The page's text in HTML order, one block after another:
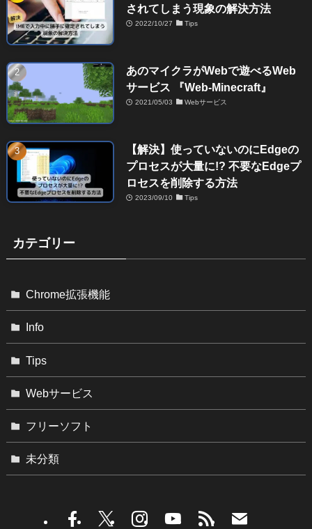
されてしまう現象の解決方法
2022/10/27 Tips
あのマイクラがWebで遊べるWeb
サービス 『Web-Minecraft』
2021/05/03 Webサービス
【解決】使っていないのにEdgeの
プロセスが大量に!? 不要なEdgeプ
ロセスを削除する方法
2023/09/10 Tips
カテゴリー
Chrome拡張機能
Info
Tips
Webサービス
フリーソフト
未分類